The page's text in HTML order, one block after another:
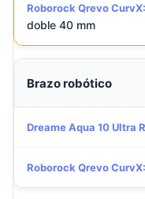
Roborock Qrevo CurvX:
doble 40 mm
Brazo robótico
Dreame Aqua 10 Ultra
Roborock Qrevo CurvX: